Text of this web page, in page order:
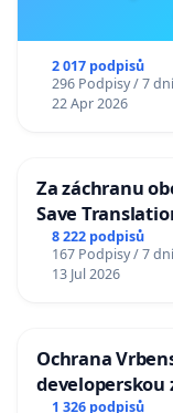
2 017 podpisů
296 Podpisy / 7 dní
22 Apr 2026
Za záchranu
Save
Charles
8 222 podpisů
167 Podpisy / 7 dní
13 Jul 2026
Ochrana
developerskou
1 326 podpisů